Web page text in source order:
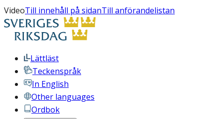
VideoTill innehåll på sidanTill anförandelistan
Lättläst
Teckenspråk
In English
Other languages
Ordbok